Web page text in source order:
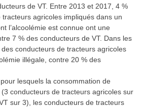
de VT. Entre 2013 et 2017, 4 %
agricoles impliqués dans un
l’alcoolémie est connue ont une
7 % des conducteurs de VT. Dans les
conducteurs de tracteurs agricoles
illégale, contre 20 % des
lesquels la consommation de
conducteurs de tracteurs agricoles sur
sur 3), les conducteurs de tracteurs